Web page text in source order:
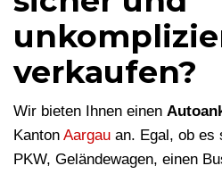
verkaufen?
Wir bieten Ihnen einen
Kanton Aargau an. Egal, ob es
PKW, Geländewagen, einen